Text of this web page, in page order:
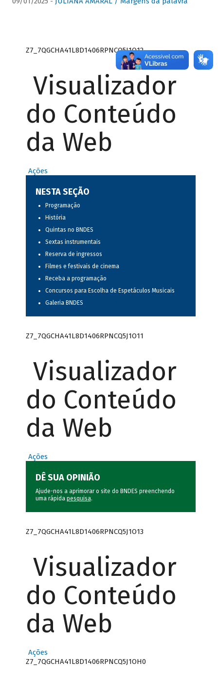
Z7_7QGCHA41L8D1406RPNCQ5J1O12
Visualizador
do Conteúdo
da Web
Ações
NESTA SEÇÃO
Programação
História
Quintas no BNDES
Sextas instrumentais
Reserva de ingressos
Filmes e festivais de cinema
Receba a programação
Concursos para Escolha de Espetáculos Musicais
Galeria BNDES
Z7_7QGCHA41L8D1406RPNCQ5J1O11
Visualizador
do Conteúdo
da Web
Ações
DÊ SUA OPINIÃO
Ajude-nos a aprimorar o site do BNDES preenchendo
uma rápida pesquisa.
Z7_7QGCHA41L8D1406RPNCQ5J1O13
Visualizador
do Conteúdo
da Web
Ações
Z7_7QGCHA41L8D1406RPNCQ5J1OH0